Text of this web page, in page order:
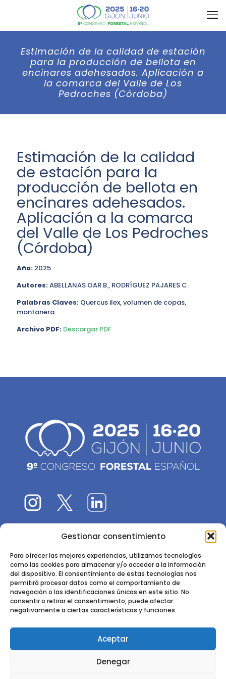
Gestionar consentimiento
Para ofrecer las mejores experiencias, utilizamos tecnologías
como las cookies para almacenar y/o acceder a la información
del dispositivo. El consentimiento de estas tecnologías nos
permitirá procesar datos como el comportamiento de
navegación o las identificaciones únicas en este sitio. No
consentir o retirar el consentimiento, puede afectar
negativamente a ciertas características y funciones.
Aceptar
Denegar
Estimación de la calidad de estación
para la producción de bellota en
encinares adehesados. Aplicación a
la comarca del Valle de Los
Pedroches (Córdoba)
Estimación de la calidad
de estación para la
producción de bellota en
encinares adehesados.
Aplicación a la comarca
del Valle de Los Pedroches
(Córdoba)
Año: 2025
Autores:ABELLANAS OAR B., RODRÍGUEZ PAJARES C.
Palabras Claves: Quercus ilex, volumen de copas,
montanera
Archivo PDF: Descargar PDF
El 9CFE es una actividad promovida por laSociedad
Instituto de Ciencias Forestales, INIA-CSIC
Ctra. de la Coruña km 7,5 - 28040 Madrid
DERECHOS RESERVADOS. DISEÑO Y DESARROLLO DEL SITIO WEB,